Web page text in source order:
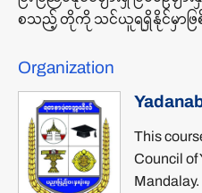
စသည့် တိုကို သင်ယူရရှိနိုင်မှာဖြ
Organization
This
Council of
Mandalay.